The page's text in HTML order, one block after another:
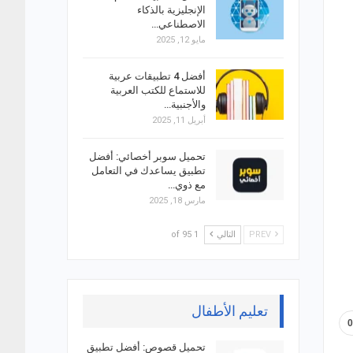
0
الإنجليزية بالذكاء
الاصطناعي…
مايو 12, 2025
أفضل 4 تطبيقات عربية
للاستماع للكتب العربية
والأجنبية…
أبريل 11, 2025
تحميل سوبر أخصائي: أفضل
تطبيق يساعدك في التعامل
مع ذوي…
مارس 18, 2025
التالي 1 of 95
تعليم الأطفال
تحميل قصوص: أفضل تطبيق